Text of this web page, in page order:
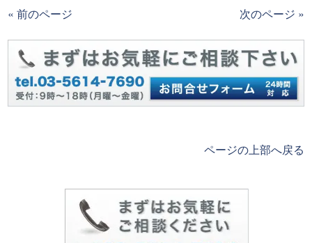
« 前のページ 次のページ »
ページの上部へ戻る